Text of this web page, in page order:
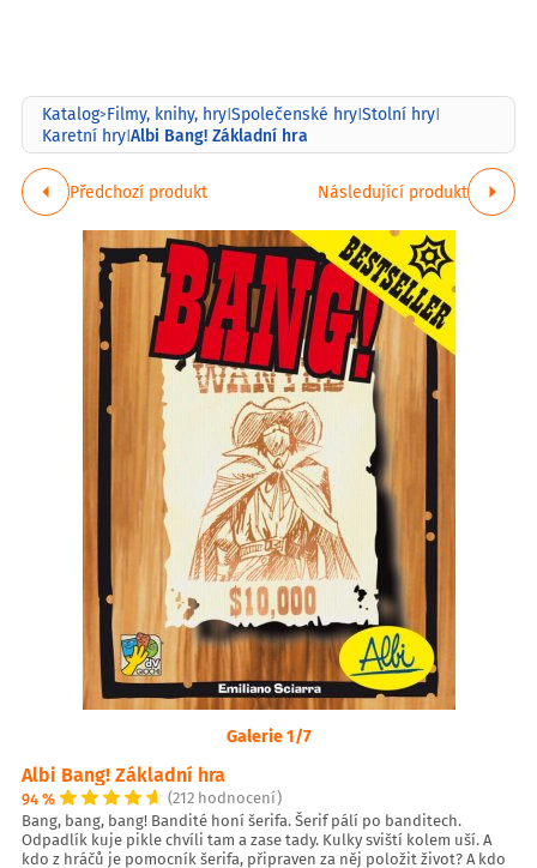
Katalog>Filmy, knihy, hry|Společenské hry|Stolní hry|
Karetní hry|Albi Bang! Základní hra
Předchozí produkt Následující produkt
Galerie 1/7
Albi Bang! Základní hra
94 %
(212 hodnocení)
Bang, bang, bang! Bandité honí šerifa. Šerif pálí po banditech.
Odpadlík kuje pikle chvíli tam a zase tady. Kulky sviští kolem uší. A
kdo z hráčů je pomocník šerifa, připraven za něj položit život? A kdo